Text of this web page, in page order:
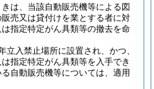
は、当該自動販売機等による図
売又は貸付けを業とする者に対
指定特定がん具類等の撤去を命
立入禁止場所に設置され、かつ、
指定特定がん具類等を入手でき
自動販売機等については、適用